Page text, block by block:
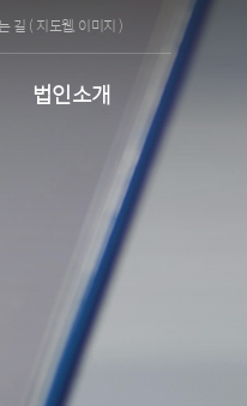
길 ( 지도웹,이미지 )
법인소개